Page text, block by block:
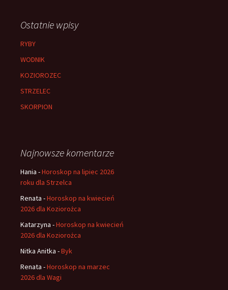
Ostatnie wpisy
RYBY
WODNIK
KOZIOROZEC
STRZELEC
SKORPION
Najnowsze komentarze
Hania -Horoskop na lipiec 2026
roku dla Strzelca
Renata -Horoskop na kwiecień
2026 dla Koziorożca
Katarzyna -Horoskop na kwiecień
2026 dla Koziorożca
Nitka Anitka -Byk
Renata -Horoskop na marzec
2026 dla Wagi